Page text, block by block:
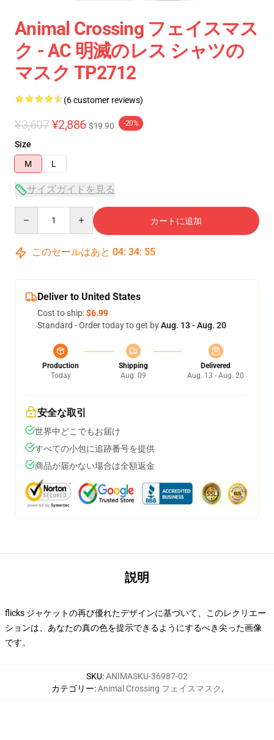
Animal Crossing フェイスマス
ク - AC 明滅のレス シャツの
マスク TP2712
(6 customer reviews)
¥3,607 ¥2,886 $19.90 -20%
Size
M
L
サイズガイドを見る
カートに追加
このセールはあと 04: 34: 54
Deliver to United States
Cost to ship:$6.99
Standard - Order today to get byAug. 13 - Aug. 20
Production
Today
Shipping
Aug. 09
Delivered
Aug. 13 - Aug. 20
安全な取引
世界中どこでもお届け
すべての小包に追跡番号を提供
商品が届かない場合は全額返金
説明
flicks ジャケットの再び優れたデザインに基づいて、このレクリエー
ションは、あなたの真の色を提示できるようにするべき尖った画像
です。
SKU:ANIMASKU-36987-02
カテゴリー:Animal Crossing フェイスマスク,